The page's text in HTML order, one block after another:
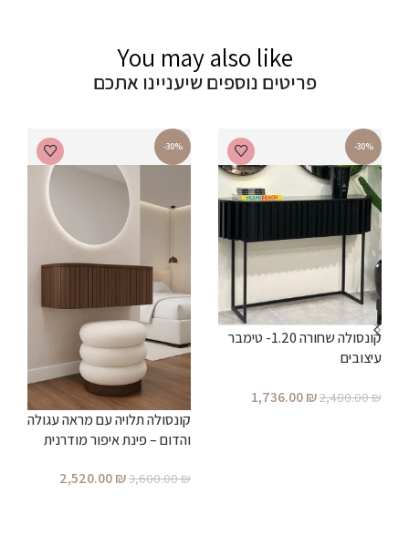
You may also like
פריטים נוספים שיעניינו אתכם
-30%
קונסולה שחורה 1.20- טימבר
עיצובים
2,480.00₪
1,736.00₪
-30%
קונסולה תלויה עם מראה עגולה
והדום – פינת איפור מודרנית
3,600.00₪
2,520.00₪